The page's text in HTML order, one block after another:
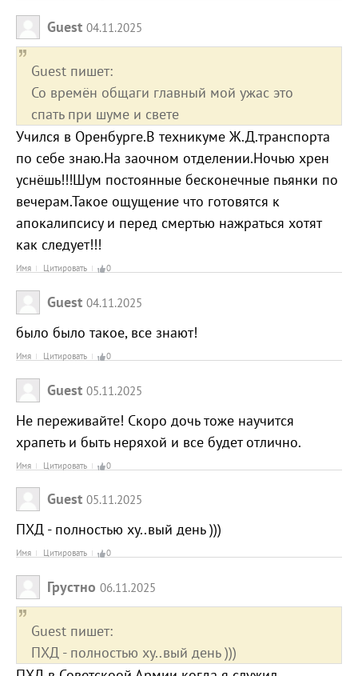
Guest 04.11.2025
Guest пишет:
Со времён общаги главный мой ужас это
спать при шуме и свете
Учился в Оренбурге.В техникуме Ж.Д.транспорта
по себе знаю.На заочном отделении.Ночью хрен
уснёшь!!!Шум постоянные бесконечные пьянки по
вечерам.Такое ощущение что готовятся к
апокалипсису и перед смертью нажраться хотят
как следует!!!
Имя Цитировать 0
Guest 04.11.2025
было было такое, все знают!
Имя Цитировать 0
Guest 05.11.2025
Не переживайте! Скоро дочь тоже научится
храпеть и быть неряхой и все будет отлично.
Имя Цитировать 0
Guest 05.11.2025
ПХД - полностью ху..вый день )))
Имя Цитировать 0
Грустно 06.11.2025
Guest пишет:
ПХД - полностью ху..вый день )))